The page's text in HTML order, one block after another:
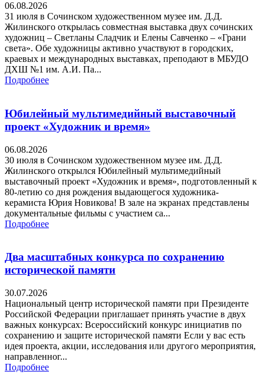
06.08.2026
31 июля в Сочинском художественном музее им. Д.Д.
Жилинского открылась совместная выставка двух сочинских
художниц – Светланы Сладчик и Елены Савченко – «Грани
света». Обе художницы активно участвуют в городских,
краевых и международных выставках, преподают в МБУДО
ДХШ №1 им. А.И. Па...
Подробнее
Юбилейный мультимедийный выставочный
проект «Художник и время»
06.08.2026
30 июля в Сочинском художественном музее им. Д.Д.
Жилинского открылся Юбилейный мультимедийный
выставочный проект «Художник и время», подготовленный к
80-летию со дня рождения выдающегося художника-
керамиста Юрия Новикова! В зале на экранах представлены
документальные фильмы с участием са...
Подробнее
Два масштабных конкурса по сохранению
исторической памяти
30.07.2026
Национальный центр исторической памяти при Президенте
Российской Федерации приглашает принять участие в двух
важных конкурсах: Всероссийский конкурс инициатив по
сохранению и защите исторической памяти Если у вас есть
идея проекта, акции, исследования или другого мероприятия,
направленног...
Подробнее